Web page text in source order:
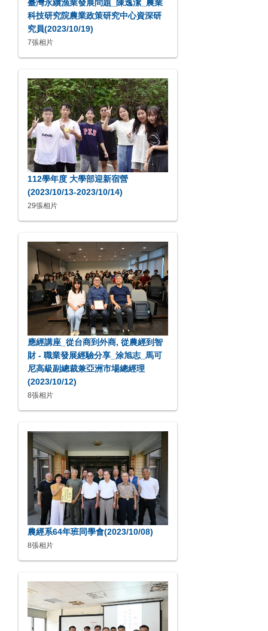
臺灣永續漁業發展問題_陳逸潔_農業
科技研究院農業政策研究中心資深研
究員(2023/10/19)
7張相片
112學年度 大學部迎新宿營
(2023/10/13-2023/10/14)
29張相片
應經講座_從台商到外商, 從農經到智
財 - 職業發展經驗分享_涂旭志_馬可
尼高級副總裁兼亞洲市場總經理
(2023/10/12)
8張相片
農經系64年班同學會(2023/10/08)
8張相片